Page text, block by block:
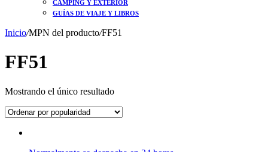
CAMPING Y EXTERIOR
GUÍAS DE VIAJE Y LIBROS
Inicio/MPN del producto/FF51
FF51
Mostrando el único resultado